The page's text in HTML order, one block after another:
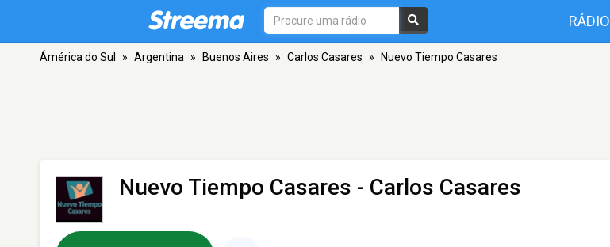
RÁDIO
Ámérica do Sul » Argentina » Buenos Aires » Carlos Casares » Nuevo Tiempo Casares
Nuevo Tiempo Casares - Carlos Casares